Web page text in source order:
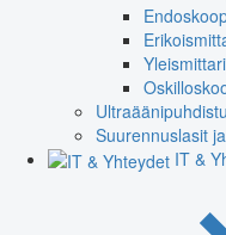
Suurennuslasit
IT &